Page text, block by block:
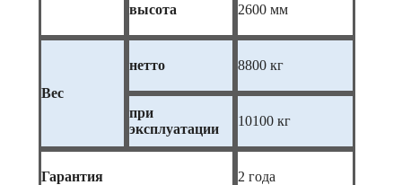
высота 2600 мм
Вес
нетто 8800 кг
при
эксплуатации
10100 кг
Гарантия 2 года